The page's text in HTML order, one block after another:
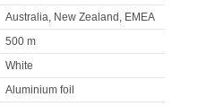
Australia, New Zealand, EMEA
500 m
White
Aluminium foil